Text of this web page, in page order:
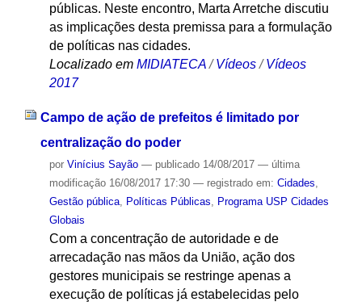
públicas. Neste encontro, Marta Arretche discutiu
as implicações desta premissa para a formulação
de políticas nas cidades.
Localizado em MIDIATECA /Vídeos /Vídeos
2017
Campo de ação de prefeitos é limitado por
centralização do poder
por Vinícius Sayão — publicado14/08/2017 — última
modificação16/08/2017 17:30 — registrado em: Cidades
Gestão pública, Políticas Públicas
Programa USP Cidades
Globais
Com a concentração de autoridade e de
arrecadação nas mãos da União, ação dos
gestores municipais se restringe apenas a
execução de políticas já estabelecidas pelo